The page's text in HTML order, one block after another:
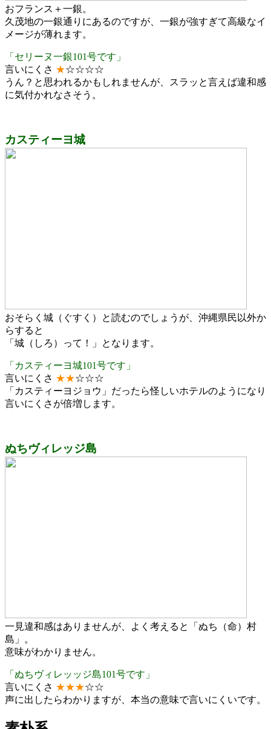
おフランス＋一銀。
久茂地の一銀通りにあるのですが、一銀が強すぎて高級なイ
メージが薄れます。
「セリーヌ一銀101号です」
言いにくさ ★☆☆☆☆
うん？と思われるかもしれませんが、スラッと言えば違和感
に気付かれなさそう。
カスティーヨ城
おそらく城（ぐすく）と読むのでしょうが、沖縄県民以外か
らすると
「城（しろ）って！」となります。
「カスティーヨ城101号です」
言いにくさ ★★☆☆☆
「カスティーヨジョウ」だったら怪しいホテルのようになり
言いにくさが倍増します。
ぬちヴィレッジ島
一見違和感はありませんが、よく考えると「ぬち（命）村
島」。
意味がわかりません。
「ぬちヴィレッッジ島101号です」
言いにくさ ★★★☆☆
声に出したらわかりますが、本当の意味で言いにくいです。